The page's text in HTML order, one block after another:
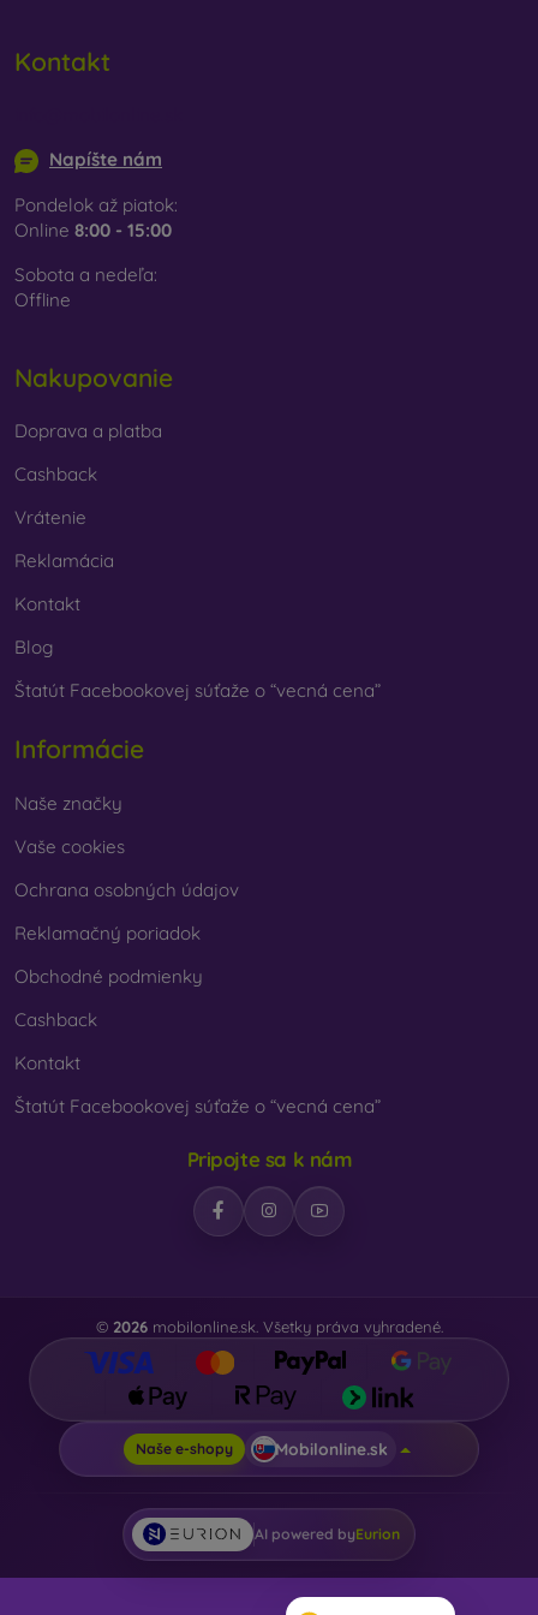
Kontakt
Napíšte nám
Pondelok až piatok:
Online 8:00 - 15:00
Sobota a nedeľa:
Offline
Nakupovanie
Doprava a platba
Cashback
Vrátenie
Reklamácia
Kontakt
Blog
Štatút Facebookovej súťaže o “vecná cena”
Informácie
Naše značky
Vaše cookies
Ochrana osobných údajov
Reklamačný poriadok
Obchodné podmienky
Cashback
Kontakt
Štatút Facebookovej súťaže o “vecná cena”
Pripojte sa k nám
© 2026mobilonline.sk. Všetky práva vyhradené.
Naše e-shopy Mobilonline.sk
AI powered byEurion